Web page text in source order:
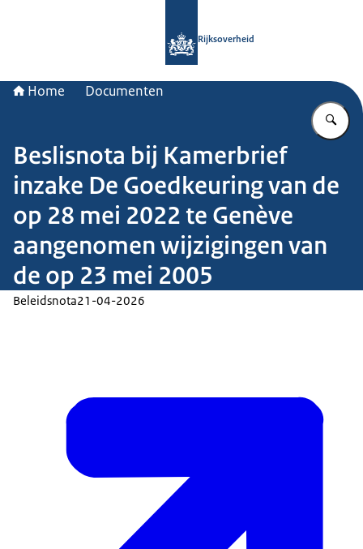
Rijksoverheid
Home Documenten
Beslisnota bij Kamerbrief
inzake De Goedkeuring van de
op 28 mei 2022 te Genève
aangenomen wijzigingen van
de op 23 mei 2005
Beleidsnota21-04-2026